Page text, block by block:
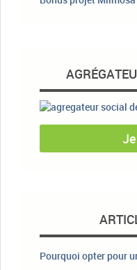
Pourquoi opter pour